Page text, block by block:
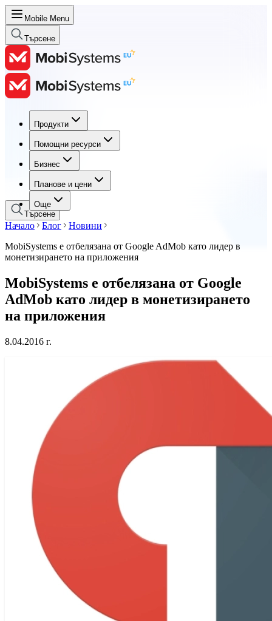
Mobile Menu
Търсене
Продукти
Помощни ресурси
Бизнес
Планове и цени
Още
Продукти
Помощни ресурси
Бизнес
Планове и цени
Търсене
Начало Блог
Новини
MobiSystems е отбелязана от Google AdMob като лидер в
монетизирането на приложения
MobiSystems е отбелязана от Google
AdMob като лидер в монетизирането
на приложения
8.04.2016 г.